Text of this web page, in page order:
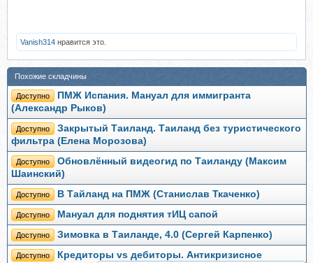
Vanish314 нравится это.
Похожие складчины
Доступно
ПМЖ Испания. Мануал для иммигранта
(Александр Рыков)
Доступно
Закрытый Таиланд. Таиланд без туристического
фильтра (Елена Морозова)
Доступно
Обновлённый видеогид по Таиланду (Максим
Шаинский)
Доступно В Тайланд на ПМЖ (Станислав Ткаченко)
Доступно Мануал для поднятия тИЦ сапой
Доступно Зимовка в Таиланде, 4.0 (Сергей Карпенко)
Доступно
Кредиторы vs дебиторы. Антикризисное